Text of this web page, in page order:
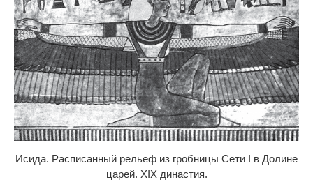
Исида. Расписанный рельеф из гробницы Сети I в Долине
царей. XIX династия.